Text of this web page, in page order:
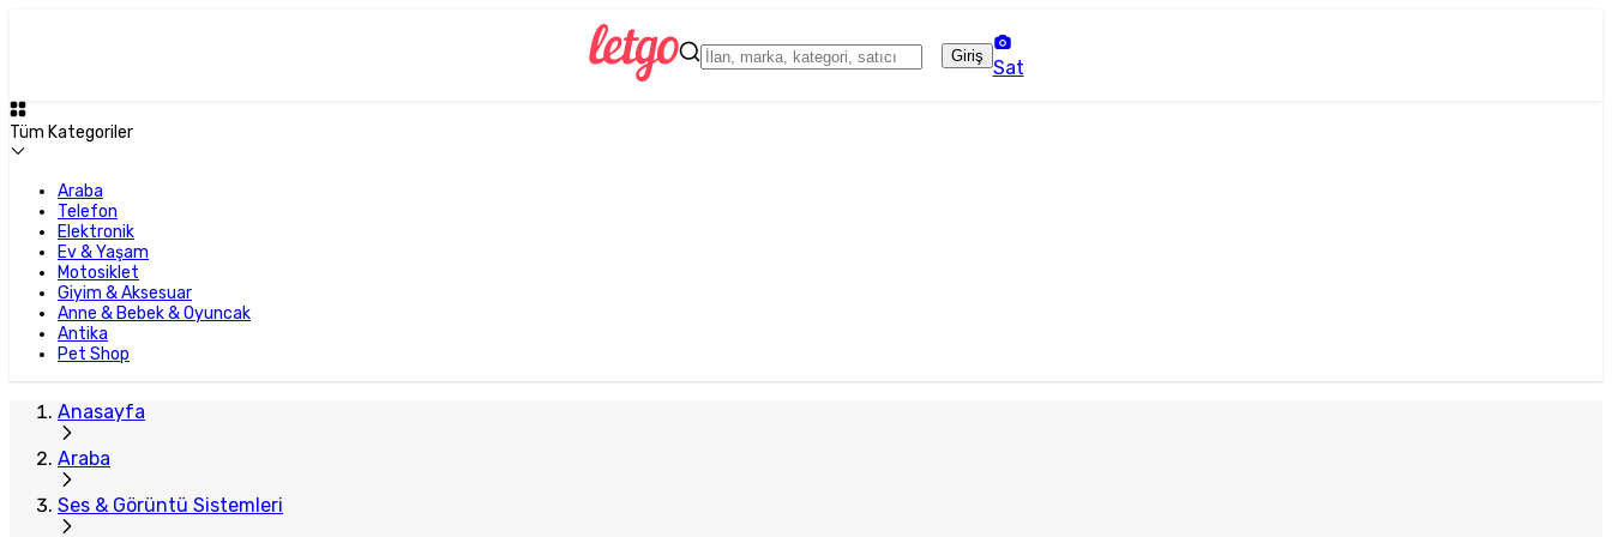
Giriş
Sat
Tüm Kategoriler
Araba
Telefon
Elektronik
Ev & Yaşam
Motosiklet
Giyim & Aksesuar
Anne & Bebek & Oyuncak
Antika
Pet Shop
Anasayfa
Araba
Ses & Görüntü Sistemleri